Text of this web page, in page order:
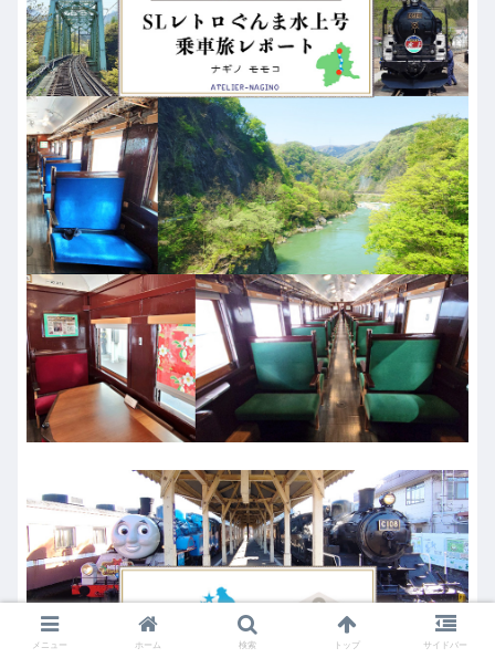
メニュー ホーム 検索 トップ サイドバー